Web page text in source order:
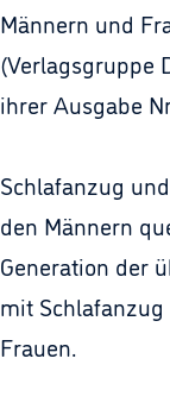
Männern und
(Verlagsgruppe
ihrer Ausgabe
Schlafanzug
den Männern
Generation der
mit
Frauen.